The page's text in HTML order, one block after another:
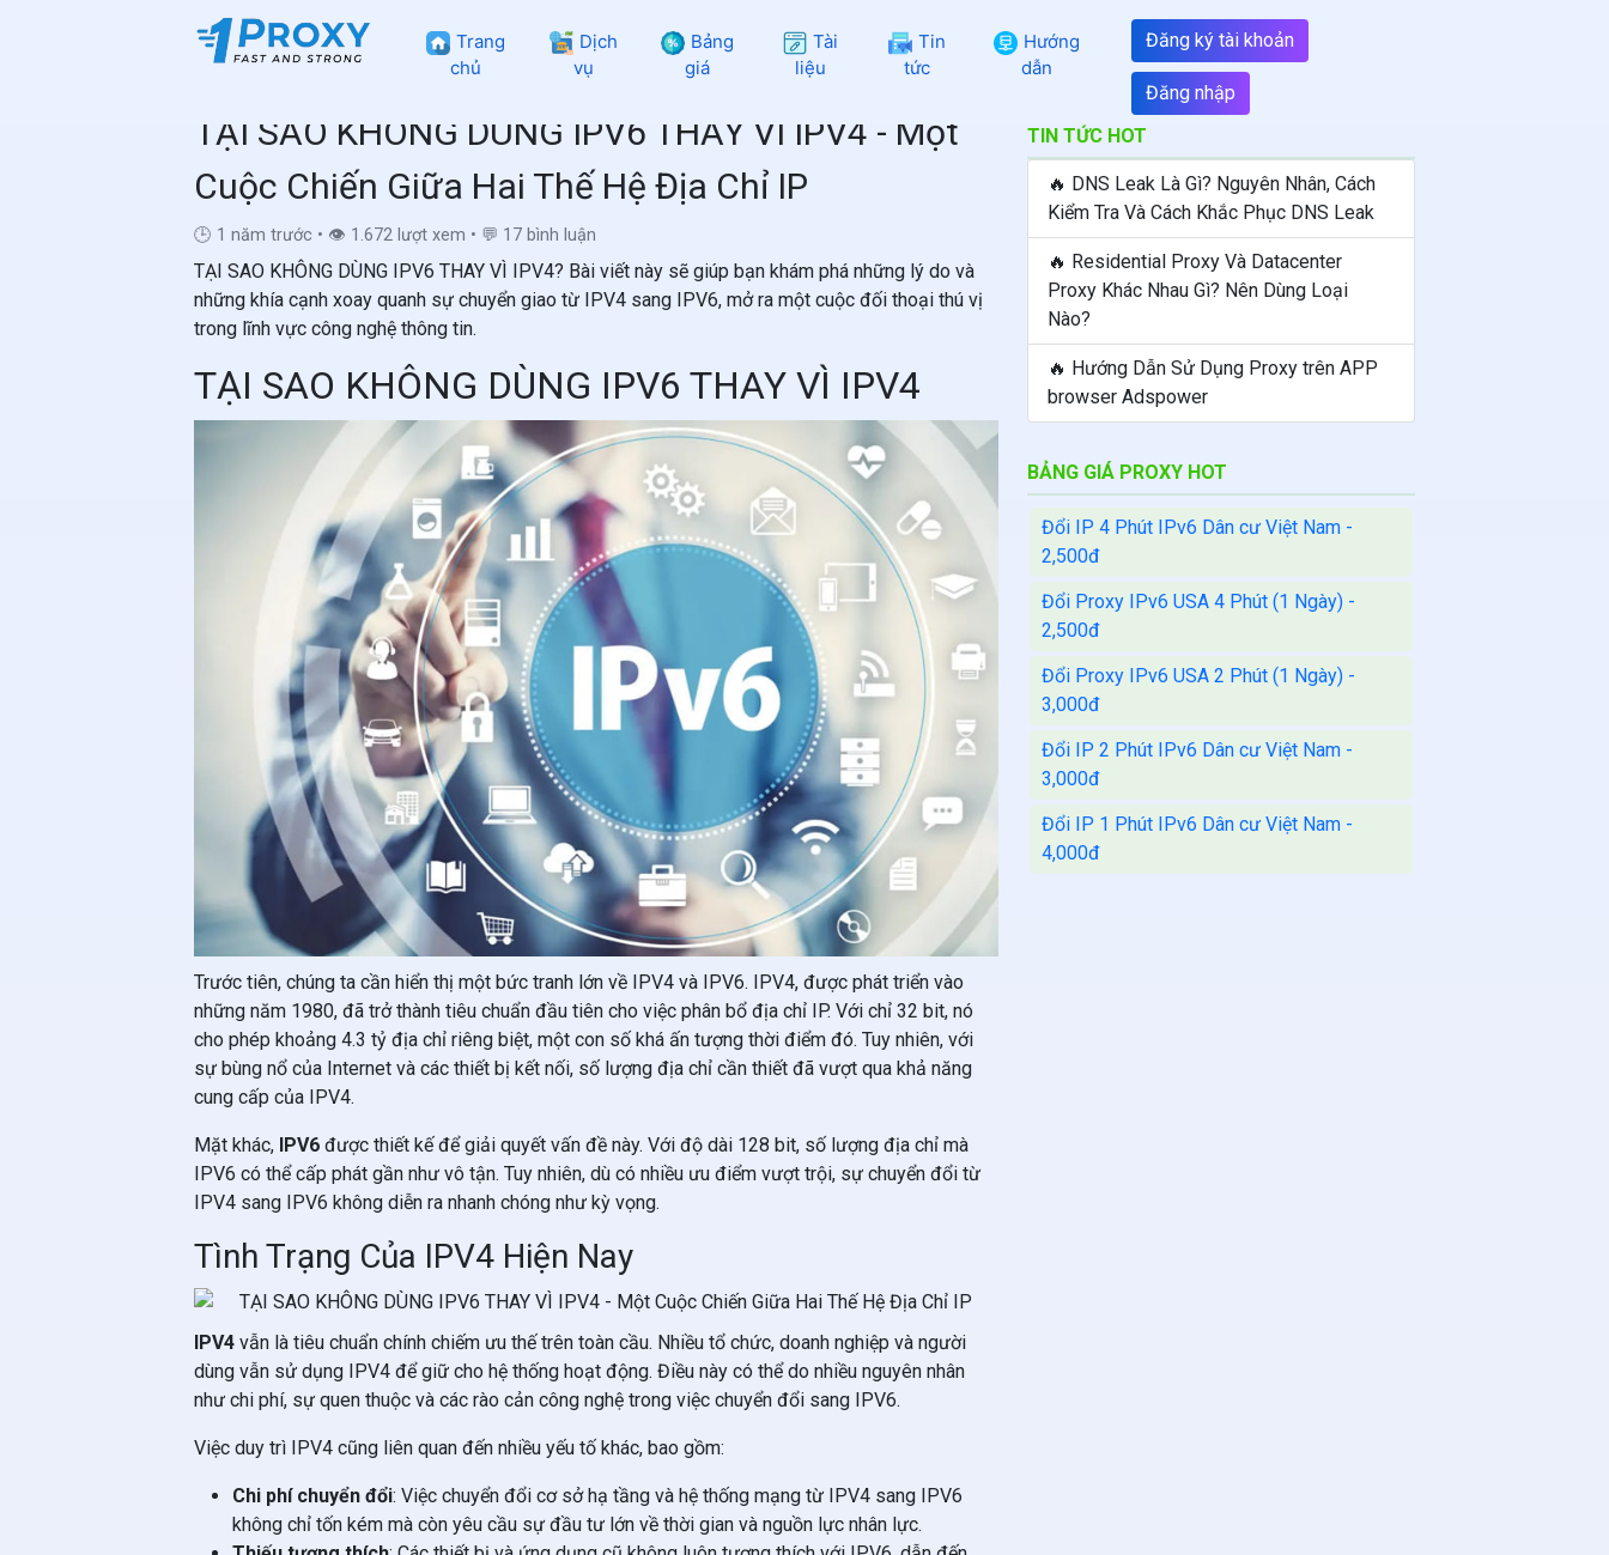
Trang
chủ
Dịch
vụ
Bảng
giá
Tài
liệu
Tin
tức
Hướng
dẫn
Đăng ký tài khoản
Đăng nhập
TẠI SAO KHÔNG DÙNG IPV6 THAY VÌ IPV4 - Một
Cuộc Chiến Giữa Hai Thế Hệ Địa Chỉ IP
🕒 1 năm trước • 👁 1.672 lượt xem • 💬 17 bình luận
TẠI SAO KHÔNG DÙNG IPV6 THAY VÌ IPV4? Bài viết này sẽ giúp bạn khám phá những lý do và
những khía cạnh xoay quanh sự chuyển giao từ IPV4 sang IPV6, mở ra một cuộc đối thoại thú vị
trong lĩnh vực công nghệ thông tin.
TẠI SAO KHÔNG DÙNG IPV6 THAY VÌ IPV4
Trước tiên, chúng ta cần hiển thị một bức tranh lớn về IPV4 và IPV6. IPV4, được phát triển vào
những năm 1980, đã trở thành tiêu chuẩn đầu tiên cho việc phân bổ địa chỉ IP. Với chỉ 32 bit, nó
cho phép khoảng 4.3 tỷ địa chỉ riêng biệt, một con số khá ấn tượng thời điểm đó. Tuy nhiên, với
sự bùng nổ của Internet và các thiết bị kết nối, số lượng địa chỉ cần thiết đã vượt qua khả năng
cung cấp của IPV4.
Mặt khác, IPV6 được thiết kế để giải quyết vấn đề này. Với độ dài 128 bit, số lượng địa chỉ mà
IPV6 có thể cấp phát gần như vô tận. Tuy nhiên, dù có nhiều ưu điểm vượt trội, sự chuyển đổi từ
IPV4 sang IPV6 không diễn ra nhanh chóng như kỳ vọng.
Tình Trạng Của IPV4 Hiện Nay
IPV4 vẫn là tiêu chuẩn chính chiếm ưu thế trên toàn cầu. Nhiều tổ chức, doanh nghiệp và người
dùng vẫn sử dụng IPV4 để giữ cho hệ thống hoạt động. Điều này có thể do nhiều nguyên nhân
như chi phí, sự quen thuộc và các rào cản công nghệ trong việc chuyển đổi sang IPV6.
Việc duy trì IPV4 cũng liên quan đến nhiều yếu tố khác, bao gồm:
Chi phí chuyển đổi: Việc chuyển đổi cơ sở hạ tầng và hệ thống mạng từ IPV4 sang IPV6
không chỉ tốn kém mà còn yêu cầu sự đầu tư lớn về thời gian và nguồn lực nhân lực.
TIN TỨC HOT
🔥 DNS Leak Là Gì? Nguyên Nhân, Cách
Kiểm Tra Và Cách Khắc Phục DNS Leak
🔥 Residential Proxy Và Datacenter
Proxy Khác Nhau Gì? Nên Dùng Loại
Nào?
🔥 Hướng Dẫn Sử Dụng Proxy trên APP
browser Adspower
BẢNG GIÁ PROXY HOT
Đổi IP 4 Phút IPv6 Dân cư Việt Nam -
2,500đ
Đổi Proxy IPv6 USA 4 Phút (1 Ngày) -
2,500đ
Đổi Proxy IPv6 USA 2 Phút (1 Ngày) -
3,000đ
Đổi IP 2 Phút IPv6 Dân cư Việt Nam -
3,000đ
Đổi IP 1 Phút IPv6 Dân cư Việt Nam -
4,000đ